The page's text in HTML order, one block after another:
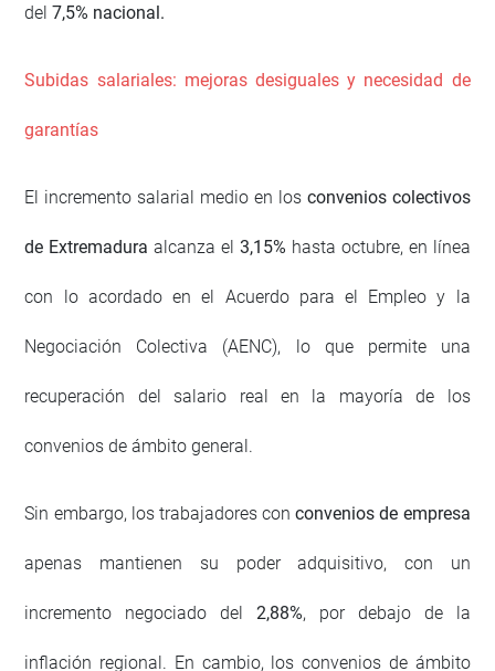
del7,5% nacional.
Subidas salariales: mejoras desiguales y necesidad de
garantías
El incremento salarial medio en los convenios colectivos
de Extremadura alcanza el3,15% hasta octubre, en línea
con lo acordado en el Acuerdo para el Empleo y la
Negociación Colectiva (AENC), lo que permite una
recuperación del salario real en la mayoría de los
convenios de ámbito general.
Sin embargo, los trabajadores conconvenios de empresa
apenas mantienen su poder adquisitivo, con un
incremento negociado del2,88%, por debajo de la
inflación regional. En cambio, los convenios de ámbito